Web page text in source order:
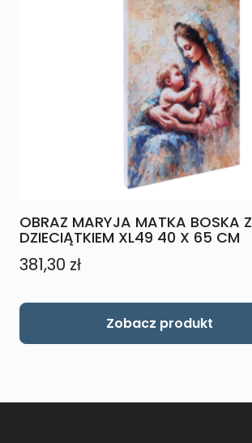
OBRAZ MARYJA MATKA BOSKA Z
DZIECIĄTKIEM XL49 40 X 65 CM
381,30 zł
Zobacz produkt